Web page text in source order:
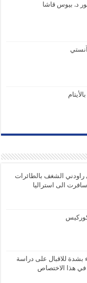
د. بيوس قاشا
راودني الشغف بالطائرات
الى استراليا
بشدة للاقبال على دراسة
في هذا الاختصاص